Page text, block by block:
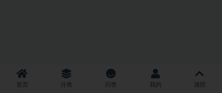
首页 分类 问答 我的 顶部